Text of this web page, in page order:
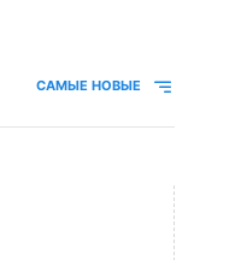
САМЫЕ НОВЫЕ